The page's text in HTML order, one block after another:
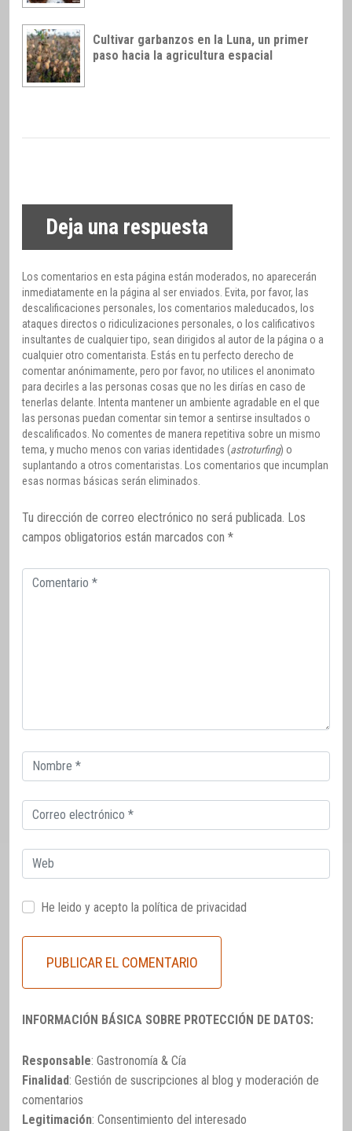
Cultivar garbanzos en la Luna, un primer
paso hacia la agricultura espacial
Deja una respuesta
Los comentarios en esta página están moderados, no aparecerán
inmediatamente en la página al ser enviados. Evita, por favor, las
descalificaciones personales, los comentarios maleducados, los
ataques directos o ridiculizaciones personales, o los calificativos
insultantes de cualquier tipo, sean dirigidos al autor de la página o a
cualquier otro comentarista. Estás en tu perfecto derecho de
comentar anónimamente, pero por favor, no utilices el anonimato
para decirles a las personas cosas que no les dirías en caso de
tenerlas delante. Intenta mantener un ambiente agradable en el que
las personas puedan comentar sin temor a sentirse insultados o
descalificados. No comentes de manera repetitiva sobre un mismo
tema, y mucho menos con varias identidades (astroturfing) o
suplantando a otros comentaristas. Los comentarios que incumplan
esas normas básicas serán eliminados.
Tu dirección de correo electrónico no será publicada. Los
campos obligatorios están marcados con *
Comentario
Correo
electrónico
Correo
electrónico
Web
He leido y acepto la política de privacidad
INFORMACIÓN BÁSICA SOBRE PROTECCIÓN DE DATOS:
Responsable: Gastronomía & Cía
Finalidad: Gestión de suscripciones al blog y moderación de
comentarios
Legitimación: Consentimiento del interesado